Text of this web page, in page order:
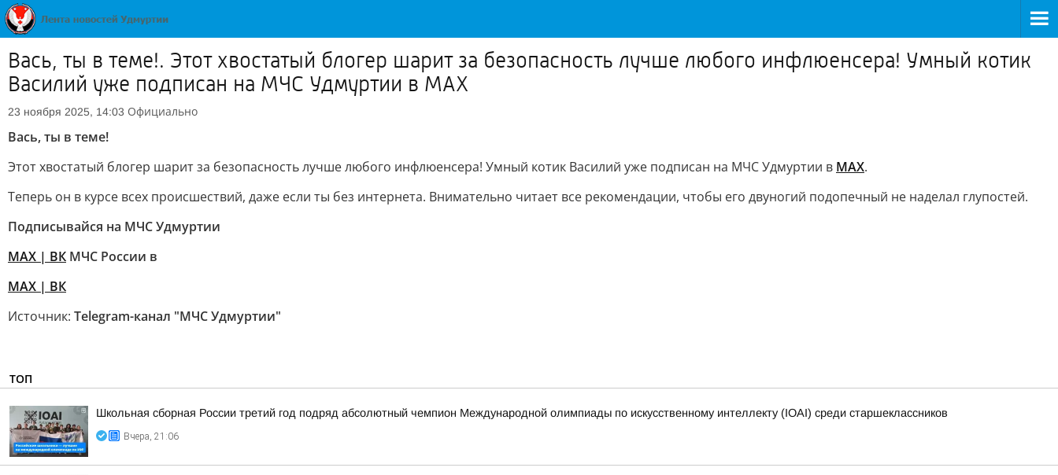
Вась, ты в теме!. Этот хвостатый блогер шарит за безопасность лучше любого инфлюенсера! Умный котик
Василий уже подписан на МЧС Удмуртии в МАХ
23 ноября 2025, 14:03 Официально
Вась, ты в теме!
Этот хвостатый блогер шарит за безопасность лучше любого инфлюенсера! Умный котик Василий уже подписан на МЧС Удмуртии в МАХ.
Теперь он в курсе всех происшествий, даже если ты без интернета. Внимательно читает все рекомендации, чтобы его двуногий подопечный не наделал глупостей.
Подписывайся на МЧС Удмуртии
МАХ | ВК МЧС России в
MAX | ВК
Источник: Telegram-канал "МЧС Удмуртии"
ТОП
Школьная сборная России третий год подряд абсолютный чемпион Международной олимпиады по искусственному интеллекту (IOAI) среди старшеклассников
Вчера, 21:06